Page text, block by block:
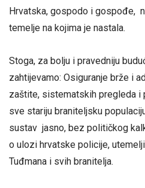
Hrvatska, gospodo i gospođe,
temelje na kojima je nastala.
Stoga, za bolju i pravedniju
zahtijevamo: Osiguranje brže i
zaštite, sistematskih pregleda i
sve stariju braniteljsku
sustav jasno, bez političkog
o ulozi hrvatske policije,
Tuđmana i svih branitelja.